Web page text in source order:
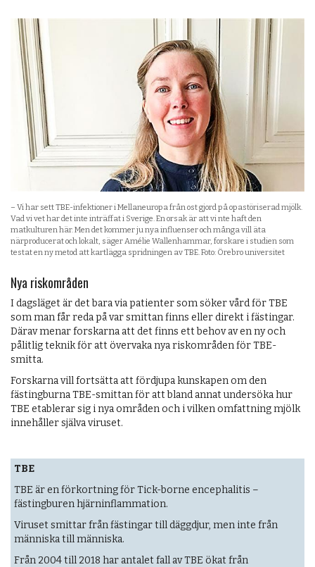
– Vi har sett TBE-infektioner i Mellaneuropa från ost gjord på opastöriserad mjölk.
Vad vi vet har det inte inträffat i Sverige. En orsak är att vi nte haft den
matkulturen här. Men det kommer ju nya influenser och många vill äta
närproducerat och lokalt, säger Amélie Wallenhammar, forskare i studien som
testat en ny metod att kartlägga spridningen av TBE. Foto: Örebro universitet
Nya riskområden
I dagsläget är det bara via patienter som söker vård för TBE
som man får reda på var smittan finns eller direkt i fästingar.
Därav menar forskarna att det finns ett behov av en ny och
pålitlig teknik för att övervaka nya riskområden för TBE-
smitta.
Forskarna vill fortsätta att fördjupa kunskapen om den
fästingburna TBE-smittan för att bland annat undersöka hur
TBE etablerar sig i nya områden och i vilken omfattning mjölk
innehåller själva viruset.
TBE
TBE är en förkortning för Tick-borne encephalitis –
fästingburen hjärninflammation.
Viruset smittar från fästingar till däggdjur, men inte från
människa till människa.
Från 2004 till 2018 har antalet fall av TBE ökat från